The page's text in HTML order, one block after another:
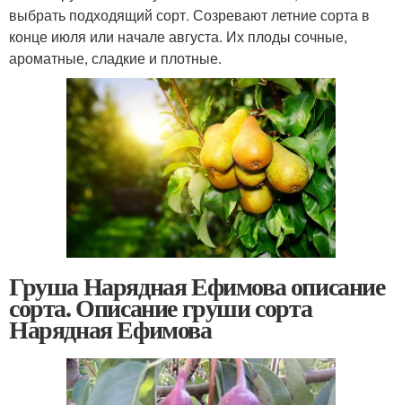
выбрать подходящий сорт. Созревают летние сорта в
конце июля или начале августа. Их плоды сочные,
ароматные, сладкие и плотные.
Груша Нарядная Ефимова описание
сорта. Описание груши сорта
Нарядная Ефимова